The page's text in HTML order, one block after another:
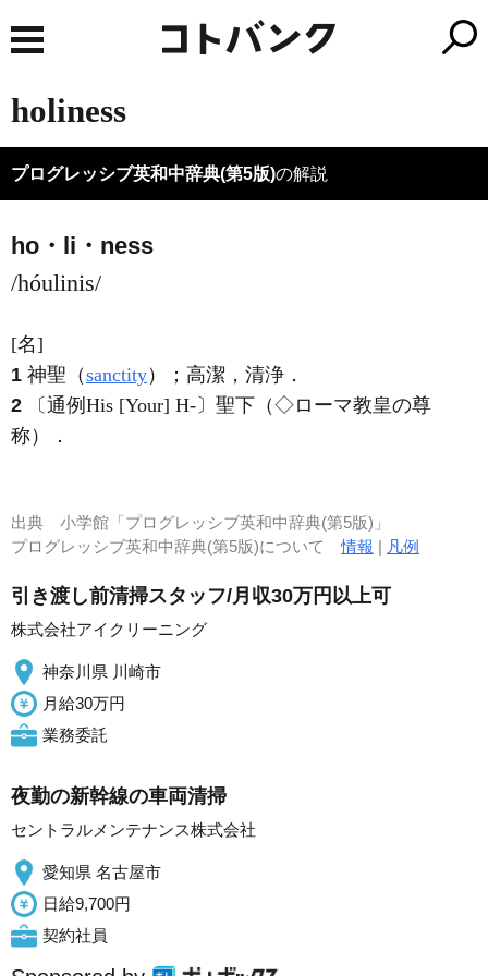
holiness
プログレッシブ英和中辞典(第5版)の解説
ho・li・ness
/hóulinis/
[名]
1 神聖（sanctity）；高潔，清浄 ．
2 〔通例His [Your] H-〕聖下（◇ローマ教皇の尊
称）
．
出典 小学館「プログレッシブ英和中辞典(第5版)」
プログレッシブ英和中辞典(第5版)について情報 | 凡例
引き渡し前清掃スタッフ/月収30万円以上可
株式会社アイクリーニング
神奈川県 川崎市
月給30万円
業務委託
夜勤の新幹線の車両清掃
セントラルメンテナンス株式会社
愛知県 名古屋市
日給9,700円
契約社員